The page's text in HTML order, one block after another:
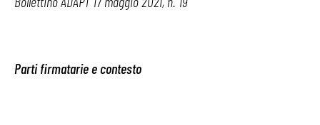
Parti firmatarie e contesto